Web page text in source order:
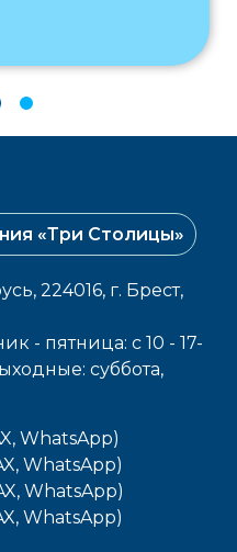
«Три Столицы»
224016, г. Брест,
- пятница: с 10 - 17-
cуббота,
WhatsApp)
WhatsApp)
WhatsApp)
WhatsApp)